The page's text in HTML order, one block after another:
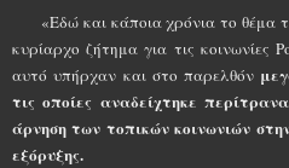
«Εδώ και κάποια χρόνια το θέμα
κυρίαρχο ζήτημα για τις κοινωνίες
αυτό υπήρχαν και στο παρελθόν
τις οποίες αναδείχτηκε
άρνηση των τοπικών κοινωνιών
εξόρυξης.